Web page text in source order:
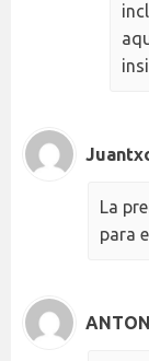
La
para